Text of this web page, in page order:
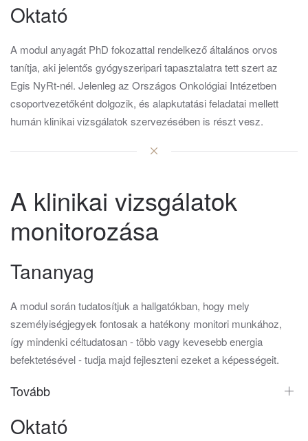
Oktató
A modul anyagát PhD fokozattal rendelkező általános orvos
tanítja, aki jelentős gyógyszeripari tapasztalatra tett szert az
Egis NyRt-nél. Jelenleg az Országos Onkológiai Intézetben
csoportvezetőként dolgozik, és alapkutatási feladatai mellett
humán klinikai vizsgálatok szervezésében is részt vesz.
A klinikai vizsgálatok
monitorozása
Tananyag
A modul során tudatosítjuk a hallgatókban, hogy mely
személyiségjegyek fontosak a hatékony monitori munkához,
így mindenki céltudatosan - több vagy kevesebb energia
befektetésével - tudja majd fejleszteni ezeket a képességeit.
Tovább
Oktató